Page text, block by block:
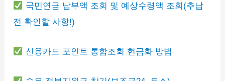
국민연금 납부액 조회 및 예상수령액 조회(추납
전 확인할 사항!)
신용카드 포인트 통합조회 현금화 방법